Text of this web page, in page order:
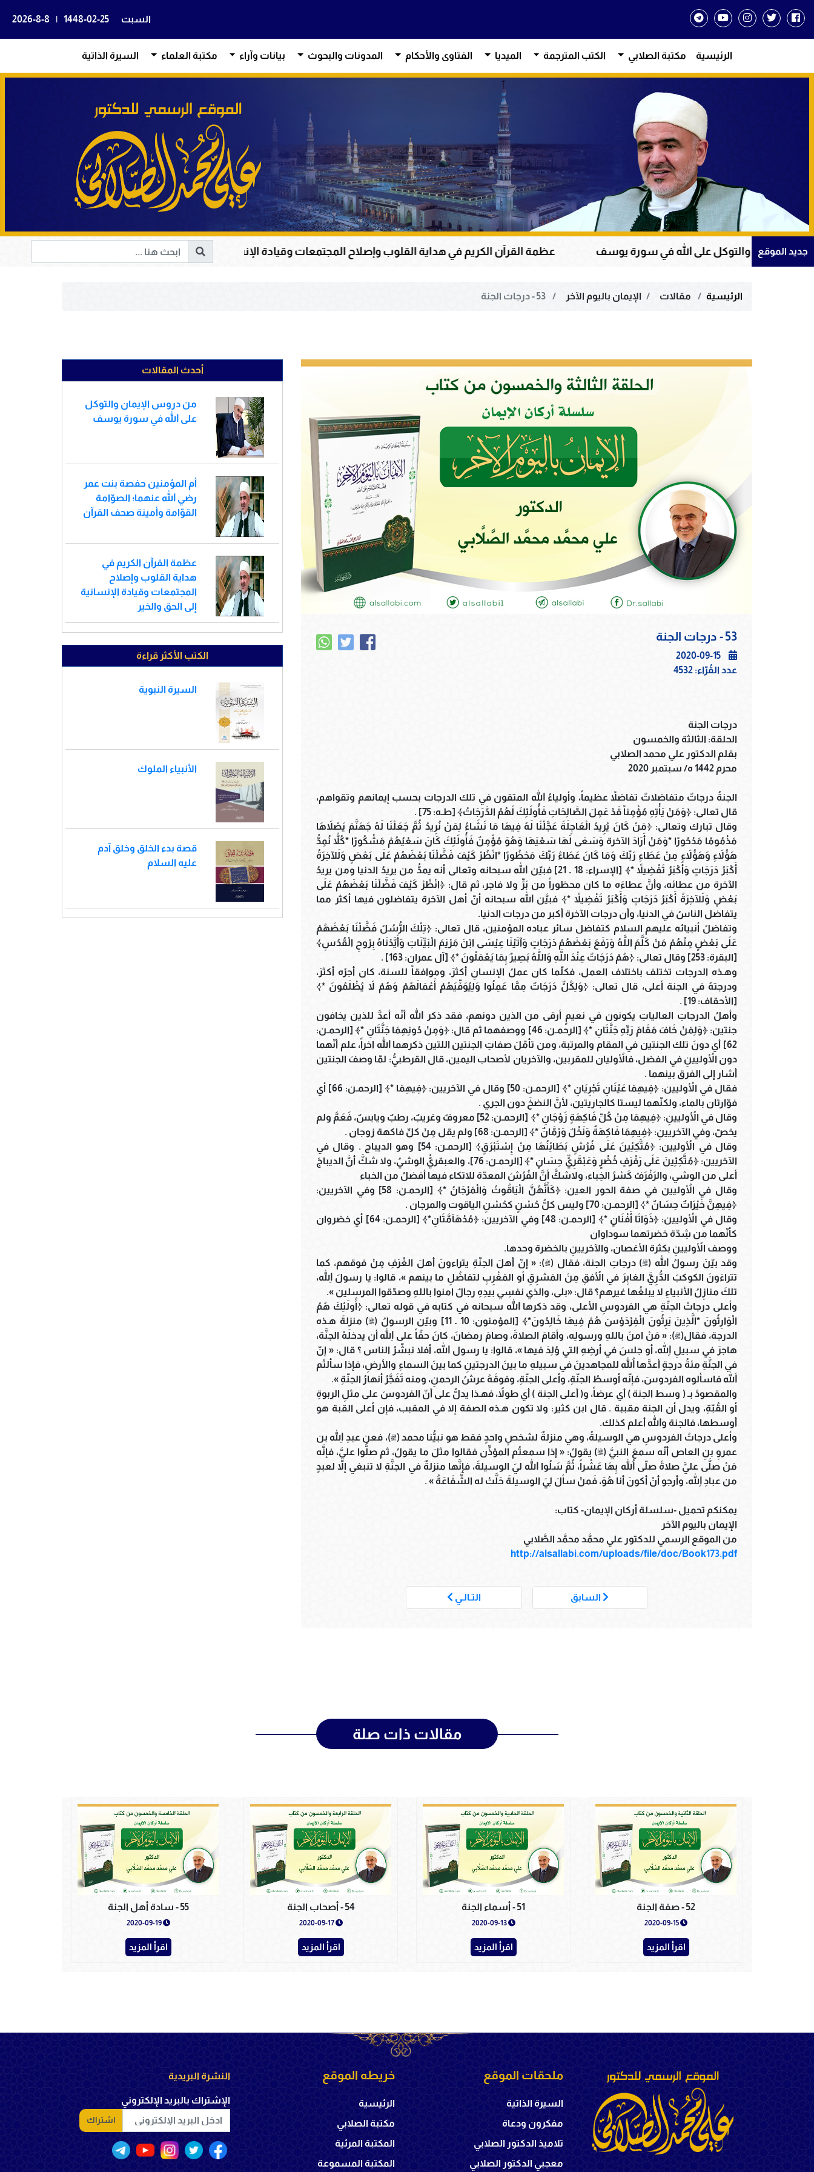
السبت 1448-02-25
|
2026-8-8
الرئيسية مكتبة الصلابي الكتب المترجمة الميديا الفتاوى والأحكام المدونات والبحوث بيانات وآراء مكتبة العلماء السيرة الذاتية
جديد الموقع
على الله في سورة يوسف عظمة القرآن الكريم في هداية القلوب وإصلاح المجتمعات وقيادة الإنسانية إلى الحق والخير أم المؤمنين حفصة بنت عمر رضي الله
الرئيسية مقالات الإيمان باليوم الآخر
53 - درجات الجنة
2020-09-15
عدد القُرّاء: 4532
درجات الجنة
الحلقة: الثالثة والخمسون
بقلم الدكتور علي محمد الصلابي
محرم 1442 ه/ سبتمبر 2020
الجنةُ درجاتٌ متفاضلاتٌ تفاضلاً عظيماً، وأولياءُ الله المتقون في تلك الدرجات بحسب إيمانهم وتقواهم،
قال تعالى: ﴿وَمَنْ يَأْتِهِ مُؤْمِناً قَدْ عَمِلَ الصَّالِحَاتِ فَأُولَئِكَ لَهُمُ الدَّرَجَاتُ﴾ [طـه: 75] .
وقال تبارك وتعالى: ﴿مَنْ كَانَ يُرِيدُ الْعَاجِلَةَ عَجَّلْنَا لَهُ فِيهَا مَا نَشَاءُ لِمَنْ نُرِيدُ ثُمَّ جَعَلْنَا لَهُ جَهَنَّمَ يَصْلاَهَا
مَذْمُومًا مَدْحُورًا *وَمَنْ أَرَادَ الآخرة وَسَعَى لَهَا سَعْيَهَا وَهُوَ مُؤْمِنٌ فَأُولَئِكَ كَانَ سَعْيُهُمْ مَشْكُورًا *كُلاًّ نُمِدُّ
هَؤُلاَءِ وَهَؤُلاَءِ مِنْ عَطَاءِ رَبِّكَ وَمَا كَانَ عَطَاءُ رَبِّكَ مَحْظُورًا *انْظُرْ كَيْفَ فَضَّلْنَا بَعْضَهُمْ عَلَى بَعْضٍ وَلَلآخِرَةُ
أَكْبَرُ دَرَجَاتٍ وَأَكْبَرُ تَفْضِيلاً *﴾ [الإسراء: 18 ـ 21] فبيّن الله سبحانه وتعالى أنه يمدُّ من يريدُ الدنيا ومن يريدُ
الآخرة من عطائه، وأنَّ عطاءَه ما كان محظوراً من بَرٍّ ولا فاجر، ثم قال: ﴿انْظُرْ كَيْفَ فَضَّلْنَا بَعْضَهُمْ عَلَى
بَعْضٍ وَلَلآخِرَةُ أَكْبَرُ دَرَجَاتٍ وَأَكْبَرُ تَفْضِيلاً *﴾ فبيَّن الله سبحانه أنّ أهل الآخرة يتفاضلون فيها أكثر مما
يتفاضل الناسُ في الدنيا، وأن درجات الآخرة أكبر من درجات الدنيا.
وتفاضلُ أنبيائه عليهم السلام كتفاضل سائر عباده المؤمنين، قال تعالى: ﴿تِلْكَ الرُّسُلُ فَضَّلْنَا بَعْضَهُمْ
عَلَى بَعْضٍ مِنْهُمْ مَنْ كَلَّمَ اللَّهُ وَرَفَعَ بَعْضَهُمْ دَرَجَاتٍ وَآتَيْنَا عِيْسَى ابْنَ مَرْيَمَ الْبَيِّنَاتِ وَأَيَّدْنَاهُ بِرُوحِ الْقُدُسِ﴾
[البقرة: 253] وقال تعالى: ﴿هُمْ دَرَجَاتٌ عِنْدَ اللَّهِ وَاللَّهُ بَصِيرٌ بِمَا يَعْمَلُونَ *﴾ [آل عمران: 163] .
وهـذه الدرجات تختلف باختلاف العمل، فكلّما كان عملُ الإنسانِ أكثرَ، وموافقاً للسنة، كان أجرُه أكثرَ،
ودرجتهُ في الجنة أعلى، قال تعالى: ﴿وَلِكُلٍّ دَرَجَاتٌ مِمَّا عَمِلُوا وَلِيُوَفِّيَهُمْ أَعْمَالَهُمْ وَهُمْ لاَ يُظْلَمُونَ *﴾
[الأحقاف: 19] .
وأهلُ الدرجاتِ العالياتِ يكونون في نعيمٍ أرقى من الذين دونهم، فقد ذكر الله أنّه أعدَّ للذين يخافون
جنتين: ﴿وَلِمَنْ خَافَ مَقَامَ رَبِّهِ جَنَّتَانِ *﴾ [الرحمـن: 46] ووصفهما ثم قال: ﴿وَمِنْ دُونِهِمَا جَنَّتَانِ *﴾ [الرحمـن:
62] أي دونَ تلك الجنتين في المقام والمرتبة، ومن تأمّلَ صفاتِ الجنتين اللتين ذكرهما الله اخراً، علم أنّهما
دون الأُوليينِ في الفضل، فالأُوليان للمقربين، والآخريان لأصحاب اليمين، قال القرطبيُّ: لمّا وصفَ الجنتين
أشار إلى الفرق بينهما .
فقال في الأُوليين: ﴿فِيهِمَا عَيْنَانِ تَجْرِيَانِ *﴾ [الرحمـن: 50] وقال في الآخريين: ﴿فِيهِمَا *﴾ [الرحمـن: 66] أي
فوّارتان بالماء، ولكنّهما ليستا كالجاريتين، لأنَّ النضخَ دون الجري .
وقال في الأُوليينِ: ﴿فِيهِمَا مِنْ كُلِّ فَاكِهَةٍ زَوْجَانِ *﴾ [الرحمـن: 52] معروفٌ وغريبٌ، رطبٌ ويابسٌ، فَعَمَّ ولم
يخصّ، وفي الآخريينِ: ﴿فِيهِمَا فَاكِهَةٌ وَنَخْلٌ وَرُمَّانٌ *﴾ [الرحمـن: 68] ولم يقل مِنْ كلِّ فاكهة زوجان .
وقال في الأُوليين: ﴿مُتَّكِئِينَ عَلَى فُرُشٍ بَطَائِنُهَا مِنْ إِسْتَبْرَقٍ﴾ [الرحمـن: 54] وهو الديباج . وقال في
الآخريين: ﴿مُتَّكِئِينَ عَلَى رَفْرَفٍ خُضْرٍ وَعَبْقَرِيٍّ حِسَانٍ *﴾ [الرحمـن: 76]، والعبقريُّ الوشيُ، ولا شكَّ أنَّ الديباجَ
أعلى من الوشي، والرَفْرَفُ كَسْرُ الخِباء، ولاشكَّ أنَّ الفُرُشَ المعدّة للاتكاء فيها أفضلُ من الخباء
وقال في الأُوليين في صفة الحور العين: ﴿كَأَنَّهُنَّ الْيَاقُوتُ وَالْمَرْجَانُ *﴾ [الرحمـن: 58] وفي الآخريين:
﴿فِيهِنَّ خَيْرَاتٌ حِسَانٌ *﴾ [الرحمـن: 70] وليس كلُّ حُسْنٍ كحُسْنِ الياقوت والمرجان .
وقال في الأُوليين: ﴿ذَوَاتَا أَفْنَانٍ *﴾ [الرحمـن: 48] وفي الآخريين: ﴿مُدْهَآمَّتَانِ*﴾ [الرحمـن: 64] أي خضروان
كأنّهما من شِدّة خضرتهما سوداوان
ووصف الأُوليينِ بكثرة الأغصان، والآخريينِ بالخضرة وحدها.
وقد بيّنَ رسولُ الله (ﷺ) درجاتِ الجنة، فقال (ﷺ): « إنّ أهلَ الجنّةِ يتراءونَ أهلَ الغُرَفِ مِنْ فوقهم، كما
تتراءَونَ الكوكبَ الدُّرِيَّ الغابِرَ في الأُفقِ مِنَ المَشرِقِ أو المَغْرِبِ لتفاضُلِ ما بينهم »، قالوا: يا رسولَ اللهِ،
تلكَ منازِلُ الأنبياءِ لا يبلغُها غيرهم؟ قال: «بلى، والذي نفسِي بيدِهِ رجالٌ امنوا باللهِ وصدّقوا المرسلين ».
وأعلى درجاتُ الجنّةِ هي الفردوسِ الأعلى، وقد ذكرها الله سبحانه في كتابه في قوله تعالى: ﴿أُولَئِكَ هُمُ
الْوَارِثُونَ *الَّذِينَ يَرِثُونَ الْفِرْدَوْسَ هُمْ فِيهَا خَالِدُونَ*﴾ [المؤمنون: 10 ـ 11] وبيّن الرسولُ (ﷺ) منزلةَ هـذه
الدرجة، فقال(ﷺ): « مَنْ امنَ باللهِ ورسولِه، وأقامَ الصلاةَ، وصامَ رمضانَ، كانَ حقّاً على اللهِ أن يدخلَهُ الجنَّة،
هاجرَ في سبيلِ اللهِ، أو جلسَ في أرضِهِ التي وُلِدَ فيها »، قالوا: يا رسول الله، أفلا نبشّرُ الناس ؟ قال: « إنّ
في الجنَّةِ مئةُ درجةٍ أعدَّها اللهُ للمجاهدينَ في سبيلهِ ما بينَ الدرجتينِ كما بينَ السماءِ والأرضِ، فإذا سألتُم
اللهَ فاسألوه الفردوسَ، فإنّه أوسطُ الجنّةِ، وأعلى الجنّةِ، وفوقَهُ عرشُ الرحمنِ، ومنه تَفَجَّرُ أنهارُ الجنّةِ ».
والمقصودُ بـ ( وسط الجنة ) أي عرضاً، و( أعلى الجنة ) أي طولاً، فهـذا يدلُّ على أنّ الفردوسَ على مثلِ الربوةِ
أو القُبّةِ، ويدل أن الجنة مقببة . قال ابن كثير: ولا تكون هـذه الصفة إلا في المقبب، فإن أعلى القبة هو
أوسطها، فالجنة والله أعلم كذلك.
وأعلى درجاتُ الفردوسِ هي الوسيلةُ، وهي منزلةٌ لشخصٍ واحدٍ فقط هو نبيُّنا محمد (ﷺ)، فعن عبدِ اللهِ بن
عمروِ بنِ العاص أنّه سمعَ النبيَّ (ﷺ) يقولُ: « إذا سمعتُم المؤذِّن فقالوا مثلَ ما يقولُ، ثم صلُّوا عليَّ، فإنَّه
مَنْ صلَّى عليَّ صلاةً صلّى اللهُ بِهَا عَشْراً، ثُمَّ سَلُوا الله ليَ الوسيلةَ، فإنَّها منزلةٌ في الجنَّةِ لا تنبغي إلاّ لعبدٍ
من عبادِ اللهِ، وأرجو أنْ أكونَ أنا هُوَ، فَمنْ سألَ لِيَ الوسيلةَ حَلَّتْ له الشَّفَاعَةُ » .
يمكنكم تحميل -سلسلة أركان الإيمان- كتاب:
الإيمان باليوم الآخر
من الموقع الرسمي للدكتور علي محمَّد محمَّد الصَّلابي
http://alsallabi.com/uploads/file/doc/Book173.pdf
السابق التـالـي
أحدث المقالات
من دروس الإيمان والتوكل
على الله في سورة يوسف
أم المؤمنين حفصة بنت عمر
رضي الله عنهما؛ الصوّامة
القوّامة وأمينة صحف القرآن
عظمة القرآن الكريم في
هداية القلوب وإصلاح
المجتمعات وقيادة الإنسانية
إلى الحق والخير
الكتب الأكثر قراءة
السيرة النبوية
الأنبياء الملوك
قصة بدء الخلق وخلق آدم
عليه السلام
مقالات ذات صلة
52 - صفة الجنة
اقرأ المزيد
51 - أسماء الجنة
2020-09-13
اقرأ المزيد
54 - أصحاب الجنة
2020-09-17
اقرأ المزيد
55 - سادة أهل الجنة
2020-09-19
اقرأ المزيد
ملحقات الموقع
السيرة الذاتية
مفكرون ودعاة
تلاميذ الدكتور الصلابي
معجبي الدكتور الصلابي
خريطه الموقع
الرئيسية
مكتبة الصلابي
المكتبة المرئية
المكتبة المسموعة
النشرة البريدية
الإشتراك بالبريد الإلكتروني
اشتراك